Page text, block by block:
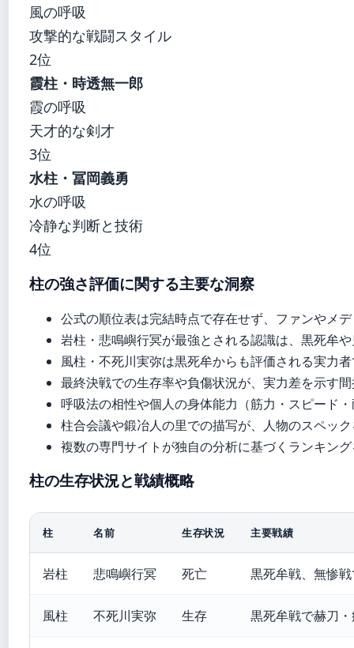
風の呼吸
攻撃的な戦闘スタイル
2位
霞柱・時透無一郎
霞の呼吸
天才的な剣才
3位
水柱・冨岡義勇
水の呼吸
冷静な判断と技術
4位
柱の強さ評価に関する主要な洞察
公式の順位表は完結時点で存在せず、ファンやメ
岩柱・悲鳴嶼行冥が最強とされる認識は、黒死牟
風柱・不死川実弥は黒死牟からも評価される実力
最終決戦での生存率や負傷状況が、実力差を示す
呼吸法の相性や個人の身体能力（筋力・スピード
柱合会議や鍛冶人の里での描写が、人物のスペッ
複数の専門サイトが独自の分析に基づくランキン
柱の生存状況と戦績概略
柱 名前 生存状況 主要戦績
岩柱 悲鳴嶼行冥 死亡 黒死牟戦、無惨
風柱 不死川実弥 生存 黒死牟戦で赫刀